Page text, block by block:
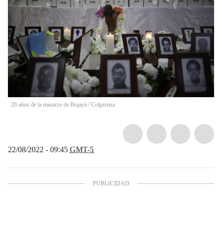
20 años de la masacre de Bojayá / Colprensa
22/08/2022 - 09:45 GMT-5